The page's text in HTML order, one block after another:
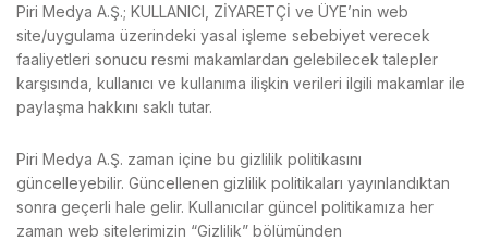
Piri Medya A.Ş.; KULLANICI, ZİYARETÇİ ve ÜYE’nin web
site/uygulama üzerindeki yasal işleme sebebiyet verecek
faaliyetleri sonucu resmi makamlardan gelebilecek talepler
karşısında, kullanıcı ve kullanıma ilişkin verileri ilgili makamlar ile
paylaşma hakkını saklı tutar.
Piri Medya A.Ş. zaman içine bu gizlilik politikasını
güncelleyebilir. Güncellenen gizlilik politikaları yayınlandıktan
sonra geçerli hale gelir. Kullanıcılar güncel politikamıza her
zaman web sitelerimizin “Gizlilik” bölümünden